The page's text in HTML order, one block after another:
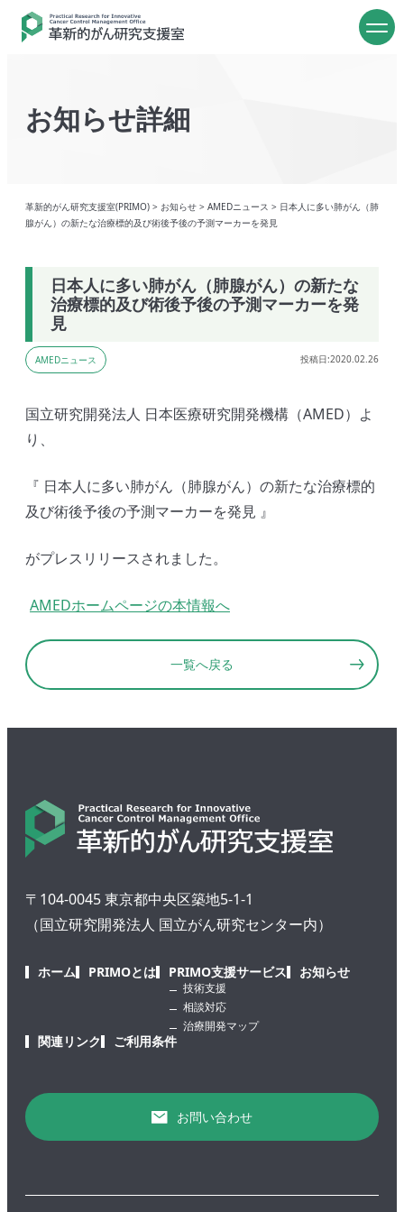
お知らせ詳細
革新的がん研究支援室(PRIMO) > お知らせ > AMEDニュース > 日本人に多い肺がん（肺
腺がん）の新たな治療標的及び術後予後の予測マーカーを発見
日本人に多い肺がん（肺腺がん）の新たな
治療標的及び術後予後の予測マーカーを発
見
AMEDニュース 投稿日:2020.02.26
国立研究開発法人 日本医療研究開発機構（AMED）よ
り、
『 日本人に多い肺がん（肺腺がん）の新たな治療標的
及び術後予後の予測マーカーを発見 』
がプレスリリースされました。
AMEDホームページの本情報へ
一覧へ戻る
〒104-0045 東京都中央区築地5-1-1
（国立研究開発法人 国立がん研究センター内）
ホーム PRIMOとは PRIMO支援サービス
技術支援
相談対応
治療開発マップ
お知らせ
関連リンク ご利用条件
お問い合わせ